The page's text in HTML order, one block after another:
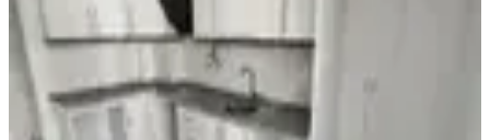
3+1·
23.000 ₺